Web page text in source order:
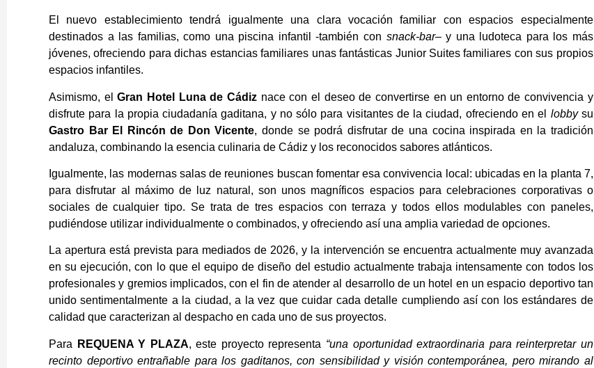
El nuevo establecimiento tendrá igualmente una clara vocación familiar con espacios especialmente
destinados a las familias, como una piscina infantil -también con snack-bar– y una ludoteca para los más
jóvenes, ofreciendo para dichas estancias familiares unas fantásticas Junior Suites familiares con sus propios
espacios infantiles.
Asimismo, elGran Hotel Luna de Cádiznace con el deseo de convertirse en un entorno de convivencia y
disfrute para la propia ciudadanía gaditana, y no sólo para visitantes de la ciudad, ofreciendo en el lobbysu
Gastro Bar El Rincón de Don Vicente, donde se podrá disfrutar de una cocina inspirada en la tradición
andaluza, combinando la esencia culinaria de Cádiz y los reconocidos sabores atlánticos.
Igualmente, las modernas salas de reuniones buscan fomentar esa convivencia local: ubicadas en la planta 7,
para disfrutar al máximo de luz natural, son unos magníficos espacios para celebraciones corporativas o
sociales de cualquier tipo. Se trata de tres espacios con terraza y todos ellos modulables con paneles,
pudiéndose utilizar individualmente o combinados, y ofreciendo así una amplia variedad de opciones.
La apertura está prevista para mediados de 2026, y la intervención se encuentra actualmente muy avanzada
en su ejecución, con lo que el equipo de diseño del estudio actualmente trabaja intensamente con todos los
profesionales y gremios implicados, con el fin de atender al desarrollo de un hotel en un espacio deportivo tan
unido sentimentalmente a la ciudad, a la vez que cuidar cada detalle cumpliendo así con los estándares de
calidad que caracterizan al despacho en cada uno de sus proyectos.
Para REQUENA Y PLAZA, este proyecto representa “una oportunidad extraordinaria para reinterpretar un
recinto deportivo entrañable para los gaditanos, con sensibilidad y visión contemporánea, pero mirando al